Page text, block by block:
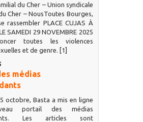
du Cher – Union syndicale
Cher – NousToutes Bourges,
rassembler PLACE CUJAS À
SAMEDI 29 NOVEMBRE 2025
toutes les violences
et de genre. [1]
médias
octobre, Basta a mis en ligne
portail des médias
Les articles sont